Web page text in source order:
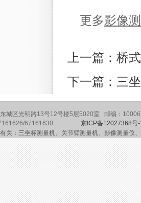
更多影像
上一篇：桥
下一篇：三
城区光明路13号12号楼5层5020室 邮编：
67161626/67161630 京ICP备12027368号
关：三坐标测量机、关节臂测量机、影像测量仪